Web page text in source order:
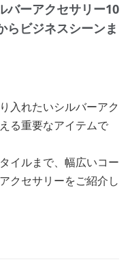
バーアクセサリー10
らビジネスシーンま
入れたいシルバーアク
る重要なアイテムで
イルまで、幅広いコー
クセサリーをご紹介し